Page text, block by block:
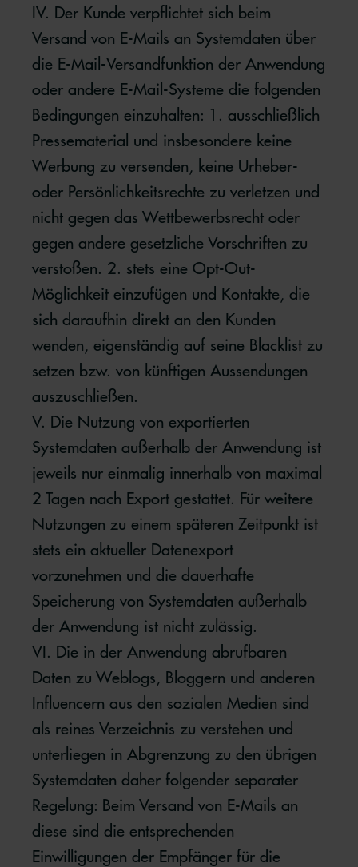
IV. Der Kunde verpflichtet sich beim
Versand von E-Mails an Systemdaten über
die E-Mail-Versandfunktion der Anwendung
oder andere E-Mail-Systeme die folgenden
Bedingungen einzuhalten: 1. ausschließlich
Pressematerial und insbesondere keine
Werbung zu versenden, keine Urheber-
oder Persönlichkeitsrechte zu verletzen und
nicht gegen das Wettbewerbsrecht oder
gegen andere gesetzliche Vorschriften zu
verstoßen. 2. stets eine Opt-Out-
Möglichkeit einzufügen und Kontakte, die
sich daraufhin direkt an den Kunden
wenden, eigenständig auf seine Blacklist zu
setzen bzw. von künftigen Aussendungen
auszuschließen.
V. Die Nutzung von exportierten
Systemdaten außerhalb der Anwendung ist
jeweils nur einmalig innerhalb von maximal
2 Tagen nach Export gestattet. Für weitere
Nutzungen zu einem späteren Zeitpunkt ist
stets ein aktueller Datenexport
vorzunehmen und die dauerhafte
Speicherung von Systemdaten außerhalb
der Anwendung ist nicht zulässig.
VI. Die in der Anwendung abrufbaren
Daten zu Weblogs, Bloggern und anderen
Influencern aus den sozialen Medien sind
als reines Verzeichnis zu verstehen und
unterliegen in Abgrenzung zu den übrigen
Systemdaten daher folgender separater
Regelung: Beim Versand von E-Mails an
diese sind die entsprechenden
Einwilligungen der Empfänger für die